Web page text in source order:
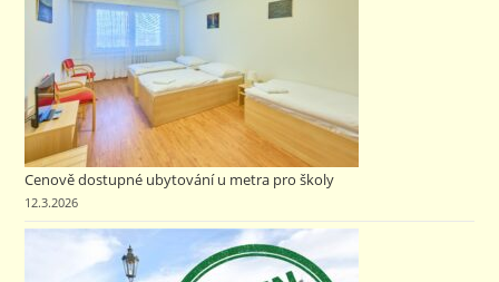
Cenově dostupné ubytování u metra pro školy
12.3.2026